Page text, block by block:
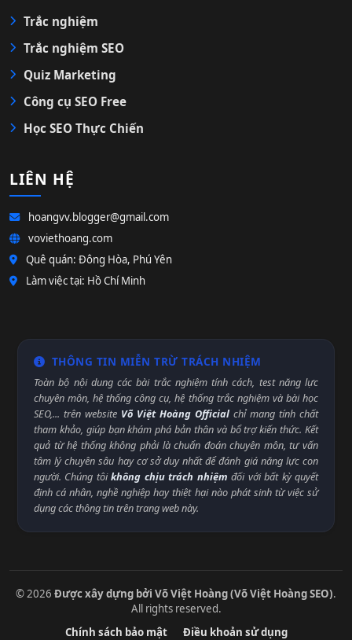
Trắc nghiệm
Trắc nghiệm SEO
Quiz Marketing
Công cụ SEO Free
Học SEO Thực Chiến
LIÊN HỆ
hoangvv.blogger@gmail.com
voviethoang.com
Quê quán: Đông Hòa, Phú Yên
Làm việc tại: Hồ Chí Minh
THÔNG TIN MIỄN TRỪ TRÁCH NHIỆM
Toàn bộ nội dung các bài trắc nghiệm tính cách, test năng lực
chuyên môn, hệ thống công cụ, hệ thống trắc nghiệm và bài học
SEO,... trên website Võ Việt Hoàng Official chỉ mang tính chất
tham khảo, giúp bạn khám phá bản thân và bổ trợ kiến thức. Kết
quả từ hệ thống không phải là chuẩn đoán chuyên môn, tư vấn
tâm lý chuyên sâu hay cơ sở duy nhất để đánh giá năng lực con
người. Chúng tôikhông chịu trách nhiệm đối với bất kỳ quyết
định cá nhân, nghề nghiệp hay thiệt hại nào phát sinh từ việc sử
dụng các thông tin trên trang web này.
© 2026 Được xây dựng bởi Võ Việt Hoàng (Võ Việt Hoàng SEO).
All rights reserved.
Chính sách bảo mật
Điều khoản sử dụng